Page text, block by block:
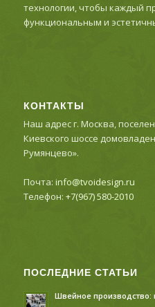
технологии, чтобы каждый
функциональным и
КОНТАКТЫ
Наш адрес г. Москва,
Киевского шоссе
Румянцево».
Почта: info@tvoidesign.ru
Телефон: +7(967) 580-2010
ПОСЛЕДНИЕ СТАТЬИ
Швейное производство: